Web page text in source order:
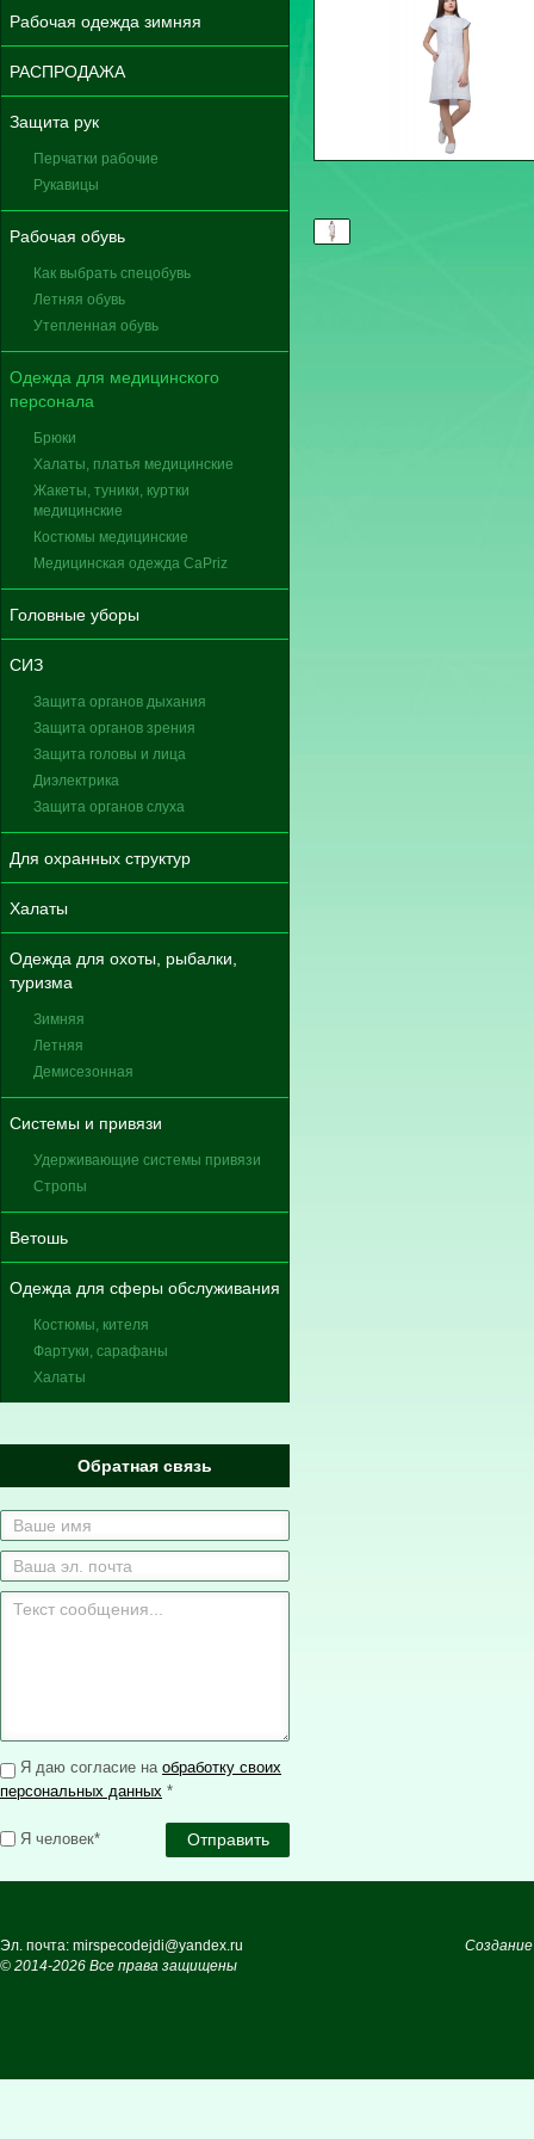
Рабочая одежда зимняя
РАСПРОДАЖА
Защита рук
Перчатки рабочие
Рукавицы
Рабочая обувь
Как выбрать спецобувь
Летняя обувь
Утепленная обувь
Одежда для медицинского
персонала
Брюки
Халаты, платья медицинские
Жакеты, туники, куртки
медицинские
Костюмы медицинские
Медицинская одежда CaPriz
Головные уборы
СИЗ
Защита органов дыхания
Защита органов зрения
Защита головы и лица
Диэлектрика
Защита органов слуха
Для охранных структур
Халаты
Одежда для охоты, рыбалки,
туризма
Зимняя
Летняя
Демисезонная
Системы и привязи
Удерживающие системы привязи
Стропы
Ветошь
Одежда для сферы обслуживания
Костюмы, кителя
Фартуки, сарафаны
Халаты
Обратная связь
Я даю согласие на обработку своих
персональных данных *
Я человек*
Эл. почта: mirspecodejdi@yandex.ru
© 2014-2026 Все права защищены